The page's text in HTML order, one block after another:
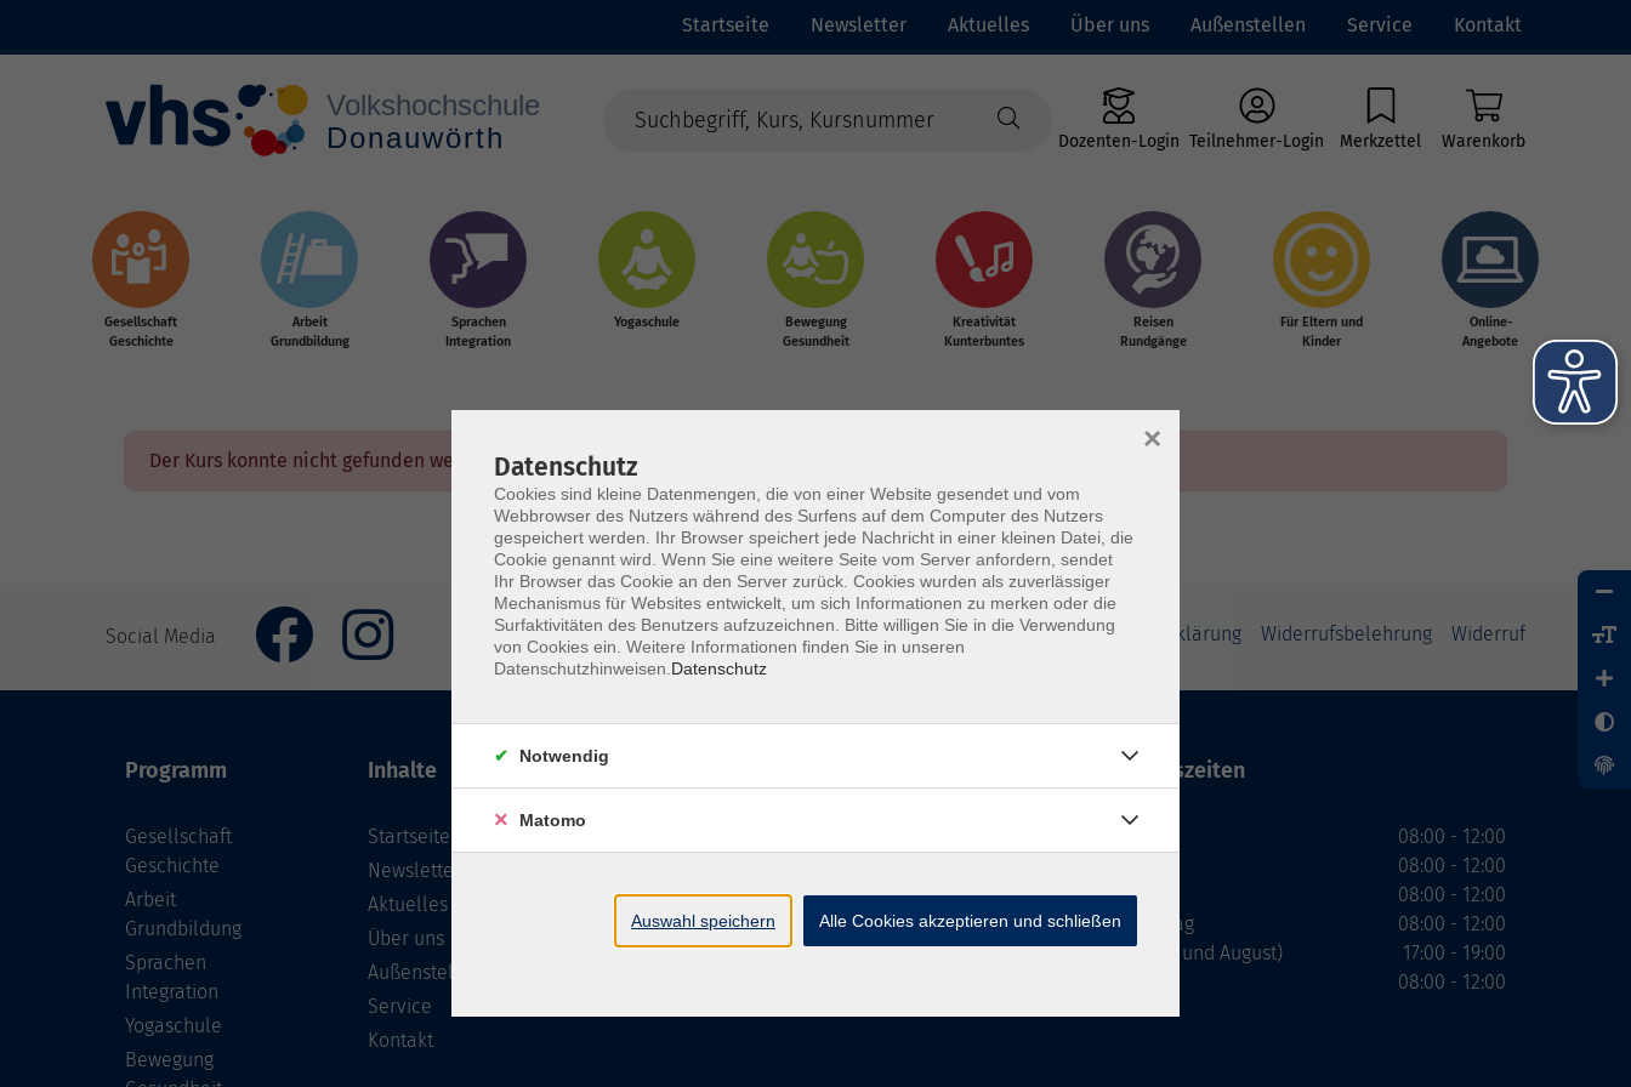
Startseite Newsletter Aktuelles Über uns Außenstellen Service Kontakt
Dozenten-Login Teilnehmer-Login Merkzettel Warenkorb
Gesellschaft
Geschichte
Arbeit
Grundbildung
Sprachen
Integration
Yogaschule
Bewegung
Gesundheit
Kreativität
Kunterbuntes
Reisen
Rundgänge
Für Eltern und
Kinder
Online-
Angebote
Der Kurs konnte nicht gefunden werden.
Social Media Barrierefreiheit Impressum AGB Datenschutzerklärung Widerrufsbelehrung Widerruf
Programm
Gesellschaft
Geschichte
Arbeit
Grundbildung
Sprachen
Integration
Yogaschule
Bewegung
Inhalte
Startseite
Newsletter
Aktuelles
Über uns
Außenstellen
Service
Kontakt
info@vhs-don.de
Öffnungszeiten
Mittwoch
Donnerstag
(nicht Juli und August)
08:00 - 12:00
08:00 - 12:00
08:00 - 12:00
08:00 - 12:00
17:00 - 19:00
08:00 - 12:00
Datenschutz
Cookies sind kleine Datenmengen, die von einer Website gesendet und vom
Webbrowser des Nutzers während des Surfens auf dem Computer des Nutzers
gespeichert werden. Ihr Browser speichert jede Nachricht in einer kleinen Datei, die
Cookie genannt wird. Wenn Sie eine weitere Seite vom Server anfordern, sendet
Ihr Browser das Cookie an den Server zurück. Cookies wurden als zuverlässiger
Mechanismus für Websites entwickelt, um sich Informationen zu merken oder die
Surfaktivitäten des Benutzers aufzuzeichnen. Bitte willigen Sie in die Verwendung
von Cookies ein. Weitere Informationen finden Sie in unseren
Datenschutzhinweisen. Datenschutz
×
Notwendig
Matomo
Auswahl speichern Alle Cookies akzeptieren und schließen